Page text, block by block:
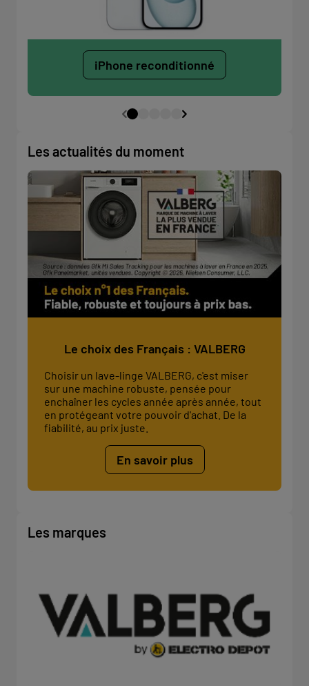
iPhone reconditionné
Les actualités du moment
Le choix des Français : VALBERG
Choisir un lave-linge VALBERG, c'est miser
sur une machine robuste, pensée pour
enchaîner les cycles année après année, tout
en protégeant votre pouvoir d'achat. De la
fiabilité, au prix juste.
En savoir plus
Les marques